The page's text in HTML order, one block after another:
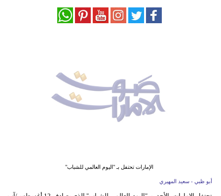
الإمارات تحتفل بـ "اليوم العالمي للشباب"
أبو ظبي - سعيد المهيري